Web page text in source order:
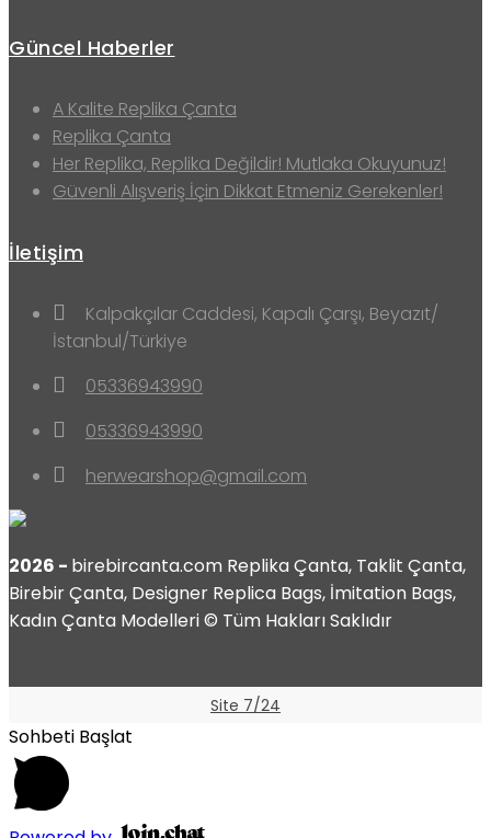
Güncel Haberler
A Kalite Replika Çanta
Replika Çanta
Her Replika, Replika Değildir! Mutlaka Okuyunuz!
Güvenli Alışveriş İçin Dikkat Etmeniz Gerekenler!
İletişim
Kalpakçılar Caddesi, Kapalı Çarşı, Beyazıt/
İstanbul/Türkiye
05336943990
05336943990
herwearshop@gmail.com
2026 - birebircanta.com Replika Çanta, Taklit Çanta,
Birebir Çanta, Designer Replica Bags, İmitation Bags,
Kadın Çanta Modelleri © Tüm Hakları Saklıdır
Site 7/24
Sohbeti Başlat